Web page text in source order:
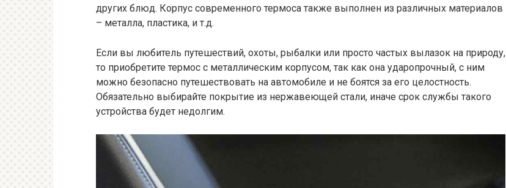
других блюд. Корпус современного термоса также выполнен из различных материалов
– металла, пластика, и т.д.
Если вы любитель путешествий, охоты, рыбалки или просто частых вылазок на природу,
то приобретите термос с металлическим корпусом, так как она ударопрочный, с ним
можно безопасно путешествовать на автомобиле и не боятся за его целостность.
Обязательно выбирайте покрытие из нержавеющей стали, иначе срок службы такого
устройства будет недолгим.